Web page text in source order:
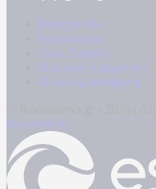
Καταγγελίες
Επικοινωνία
Όροι Χρήσης
Πολιτική Απορρήτου
Κρατική Διαφήμιση
Powered by: